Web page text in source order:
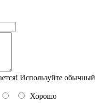
Используйте обычный
Хорошо